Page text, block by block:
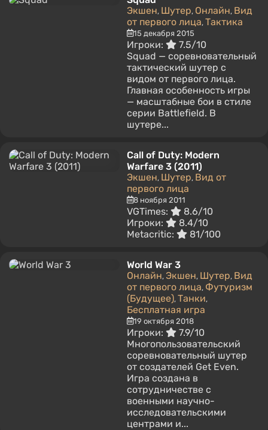
Экшен, Шутер, Онлайн, Вид
от первого лица, Тактика
15 декабря 2015
Игроки:
7.5/10
Squad — соревновательный
тактический шутер с
видом от первого лица.
Главная особенность игры
— масштабные бои в стиле
серии Battlefield. В
шутере...
Call of Duty: Modern
Warfare 3 (2011)
Экшен, Шутер, Вид от
первого лица
8 ноября 2011
VGTimes:
8.6/10
Игроки:
8.4/10
Metacritic:
81/100
World War 3
Онлайн, Экшен, Шутер, Вид
от первого лица, Футуризм
(Будущее), Танки,
Бесплатная игра
19 октября 2018
Игроки:
7.9/10
Многопользовательский
соревновательный шутер
от создателей Get Even.
Игра создана в
сотрудничестве с
военными научно-
исследовательскими
центрами и...